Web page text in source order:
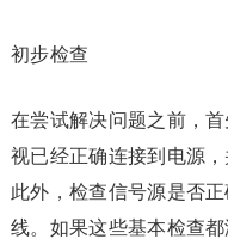
初步检查
在尝试解决问题之前，
视已经正确连接到电源
此外，检查信号源是否
线。如果这些基本检查